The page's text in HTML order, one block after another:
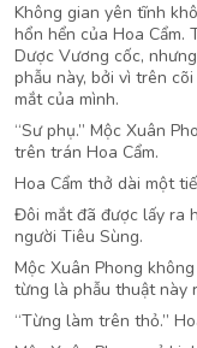
Không gian yên tĩnh
hổn hển của Hoa Cẩm.
Dược Vương cốc,
phẫu này, bởi vì trên
mắt của mình.
“Sư phụ.” Mộc Xuân
trên trán Hoa Cẩm.
Hoa Cẩm thở dài một
Đôi mắt đã được lấy ra
người Tiêu Sùng.
Mộc Xuân Phong
từng là phẫu thuật này
“Từng làm trên thỏ.”